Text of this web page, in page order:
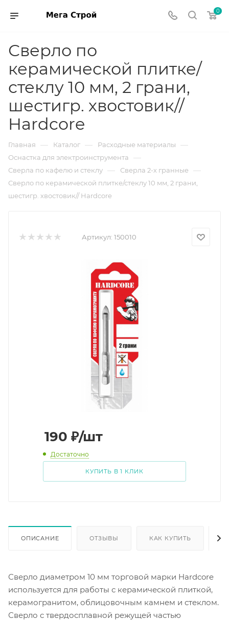
0
Сверло по
керамической плитке/
стеклу 10 мм, 2 грани,
шестигр. хвостовик//
Hardcore
Главная — Каталог — Расходные материалы —
Оснастка для электроинструмента —
Сверла по кафелю и стеклу — Сверла 2-х гранные —
Сверло по керамической плитке/стеклу 10 мм, 2 грани,
шестигр. хвостовик// Hardcore
Артикул: 150010
190 ₽/шт
Достаточно
КУПИТЬ В 1 КЛИК
ОПИСАНИЕ ОТЗЫВЫ КАК КУПИТЬ
Сверло диаметром 10 мм торговой марки Hardcore
используется для работы с керамической плиткой,
керамогранитом, облицовочным камнем и стеклом.
Сверло с твердосплавной режущей частью